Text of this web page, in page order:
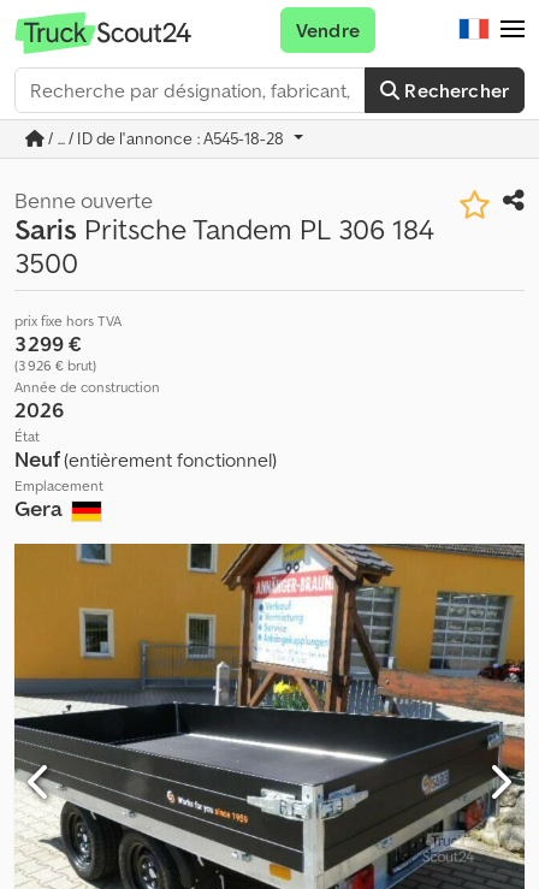
Rechercher
Vendre
/ ... / ID de l'annonce : A545-18-28
Benne ouverte
Saris Pritsche Tandem PL 306 184
3500
prix fixe hors TVA
3 299 €
(3 926 € brut)
Année de construction
2026
État
Neuf(entièrement fonctionnel)
Emplacement
Gera